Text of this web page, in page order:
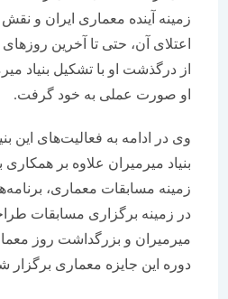
زمینه آینده معماری ایران و نقش
اعتلای آن، حتی تا آخرین روزهای
از درگذشت او با تشکیل بنیاد
او صورت عملی به خود گرفت.
وی در ادامه به فعالیت‌های این بنیاد
بنیاد میرمیران علاوه بر همکاری با
زمینه مسابقات معماری، برنامه‌های
در زمینه برگزاری مسابقات طراحی و
دوره این جایزه معماری برگزار شده